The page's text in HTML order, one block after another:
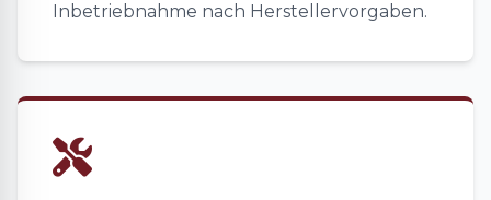
Inbetriebnahme nach Herstellervorgaben.